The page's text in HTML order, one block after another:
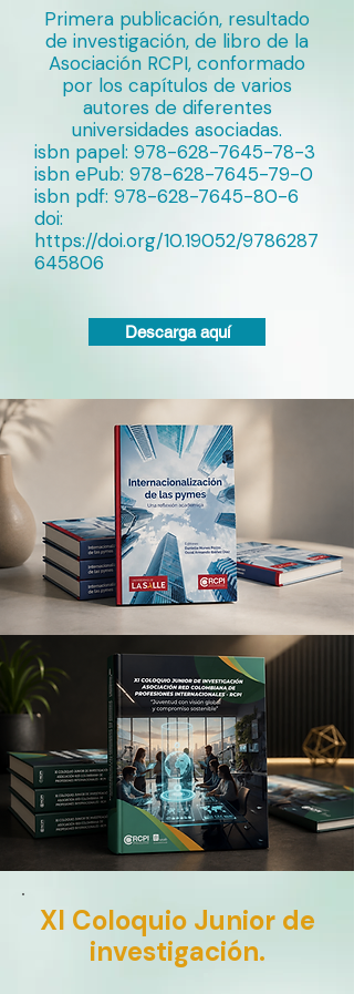
Primera publicación, resultado
de investigación, de libro de la
Asociación RCPI, conformado
por los capítulos de varios
autores de diferentes
universidades asociadas.
isbn papel: 978-628-7645-78-3
isbn ePub: 978-628-7645-79-0
isbn pdf: 978-628-7645-80-6
doi:
https://doi.org/10.19052/9786287
645806
Descarga aquí
XI Coloquio Junior de
investigación.